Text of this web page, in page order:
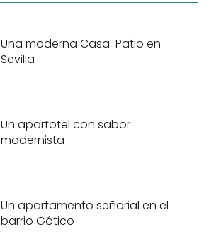
Una moderna Casa-Patio en
Sevilla
Un apartotel con sabor
modernista
Un apartamento señorial en el
barrio Gótico